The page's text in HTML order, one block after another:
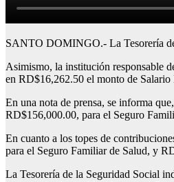
SANTO DOMINGO.- La Tesorería
Asimismo, la institución responsable
en RD$16,262.50 el monto de
En una nota de prensa, se informa
RD$156,000.00, para el Seguro
En cuanto a los topes de
para el Seguro Familiar de Salud, y
La Tesorería de la Seguridad Social